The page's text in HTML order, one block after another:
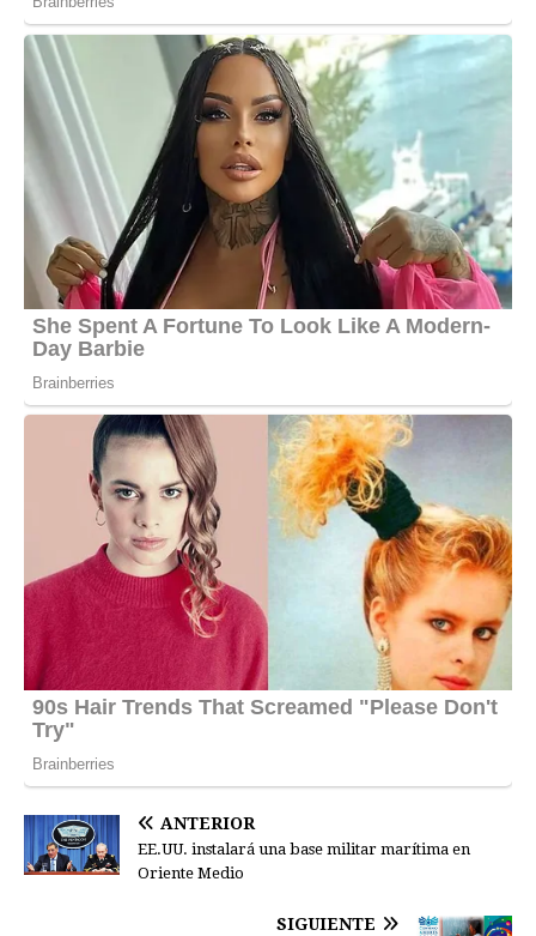
ANTERIOR
EE.UU. instalará una base militar marítima en
Oriente Medio
SIGUIENTE